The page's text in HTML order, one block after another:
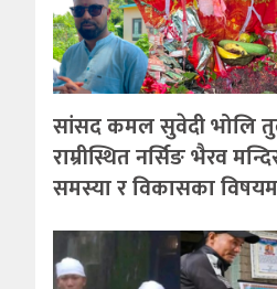
सांसद कमल सुवेदी भोलि
राम्रीस्थित नर्सिङ भैरव
समस्या र विकासका